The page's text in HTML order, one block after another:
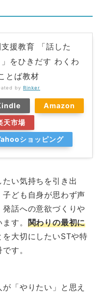
援教育 「話した
をひきだす わくわ
とば教材
by Rinker
Amazon
天市場
ショッピング
たい気持ちを引き出
ども自身が思わず声
話への意欲づくりや
す。 関わりの最初に
を大切にしたいSTや特
す。
「やりたい」と思え